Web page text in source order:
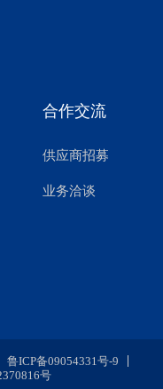
合作交流
供应商招募
业务洽谈
鲁ICP备09054331号-9
号